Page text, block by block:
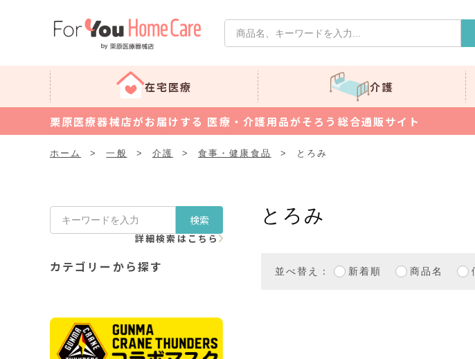
在宅医療 介護
栗原医療器械店がお届けする 医療・介護用品がそろう総合通販サイト
ホーム > 一般 > 介護 > 食事・健康食品 > とろみ
検索
詳細検索はこちら
カテゴリーから探す
とろみ
並べ替え： 新着順 商品名